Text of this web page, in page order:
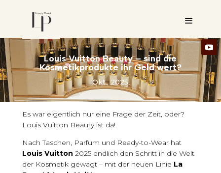
Louis Vuitton Beauty – sind die
Kosmetikprodukte ihr Geld wert?
Okt., 2025
Es war eigentlich nur eine Frage der Zeit, oder?
Louis Vuitton Beauty ist da!
Nach Taschen, Parfum und Ready-to-Wear hat
Louis Vuitton 2025 endlich den Schritt in die Welt
der Kosmetik gewagt – mit der neuen Linie La